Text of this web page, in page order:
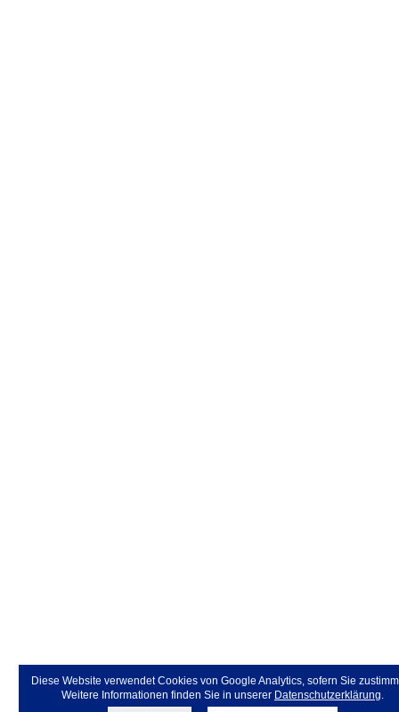
Diese Website verwendet Cookies von Google Analytics, sofern Sie
Weitere Informationen finden Sie in unserer Datenschutzerklärung.